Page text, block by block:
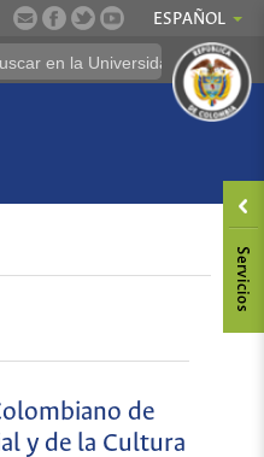
ESPAÑOL
de
y de la Cultura